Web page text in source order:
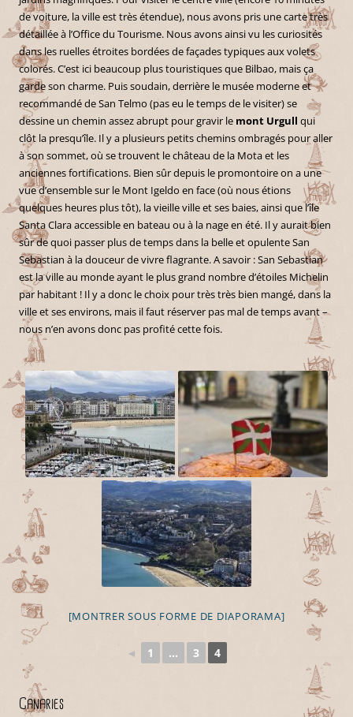
de voiture, la ville est très étendue), nous avons pris une carte très
détaillée à l’Office du Tourisme. Nous avons ainsi vu les curiosités
dans les ruelles étroites bordées de façades typiques aux volets
colorés. C’est ici beaucoup plus touristiques que Bilbao, mais ça
garde son charme. Puis soudain, derrière le musée moderne et
recommandé de San Telmo (pas eu le temps de le visiter) se
dessine un chemin assez abrupt pour gravir le mont Urgull qui
clôt la presqu’île. Il y a plusieurs petits chemins ombragés pour aller
à son sommet, où se trouvent le château de la Mota et les
anciennes fortifications. Bien sûr depuis le promontoire on a une
vue d’ensemble sur le Mont Igeldo en face (où nous étions
quelques heures plus tôt), la vieille ville et ses baies, ainsi que l’île
Santa Clara accessible en bateau ou à la nage en été. Il y aurait bien
sûr de quoi passer plus de temps dans la belle et opulente San
Sebastian à la douceur de vivre flagrante. A savoir : San Sebastian
est la ville au monde ayant le plus grand nombre d’étoiles Michelin
par habitant ! Il y a donc le choix pour très très bien mangé, dans la
ville et ses environs, mais il faut réserver pas mal de temps avant –
nous n’en avons donc pas profité cette fois.
[MONTRER SOUS FORME DE DIAPORAMA]
◄ 1 ... 3 4
Canaries